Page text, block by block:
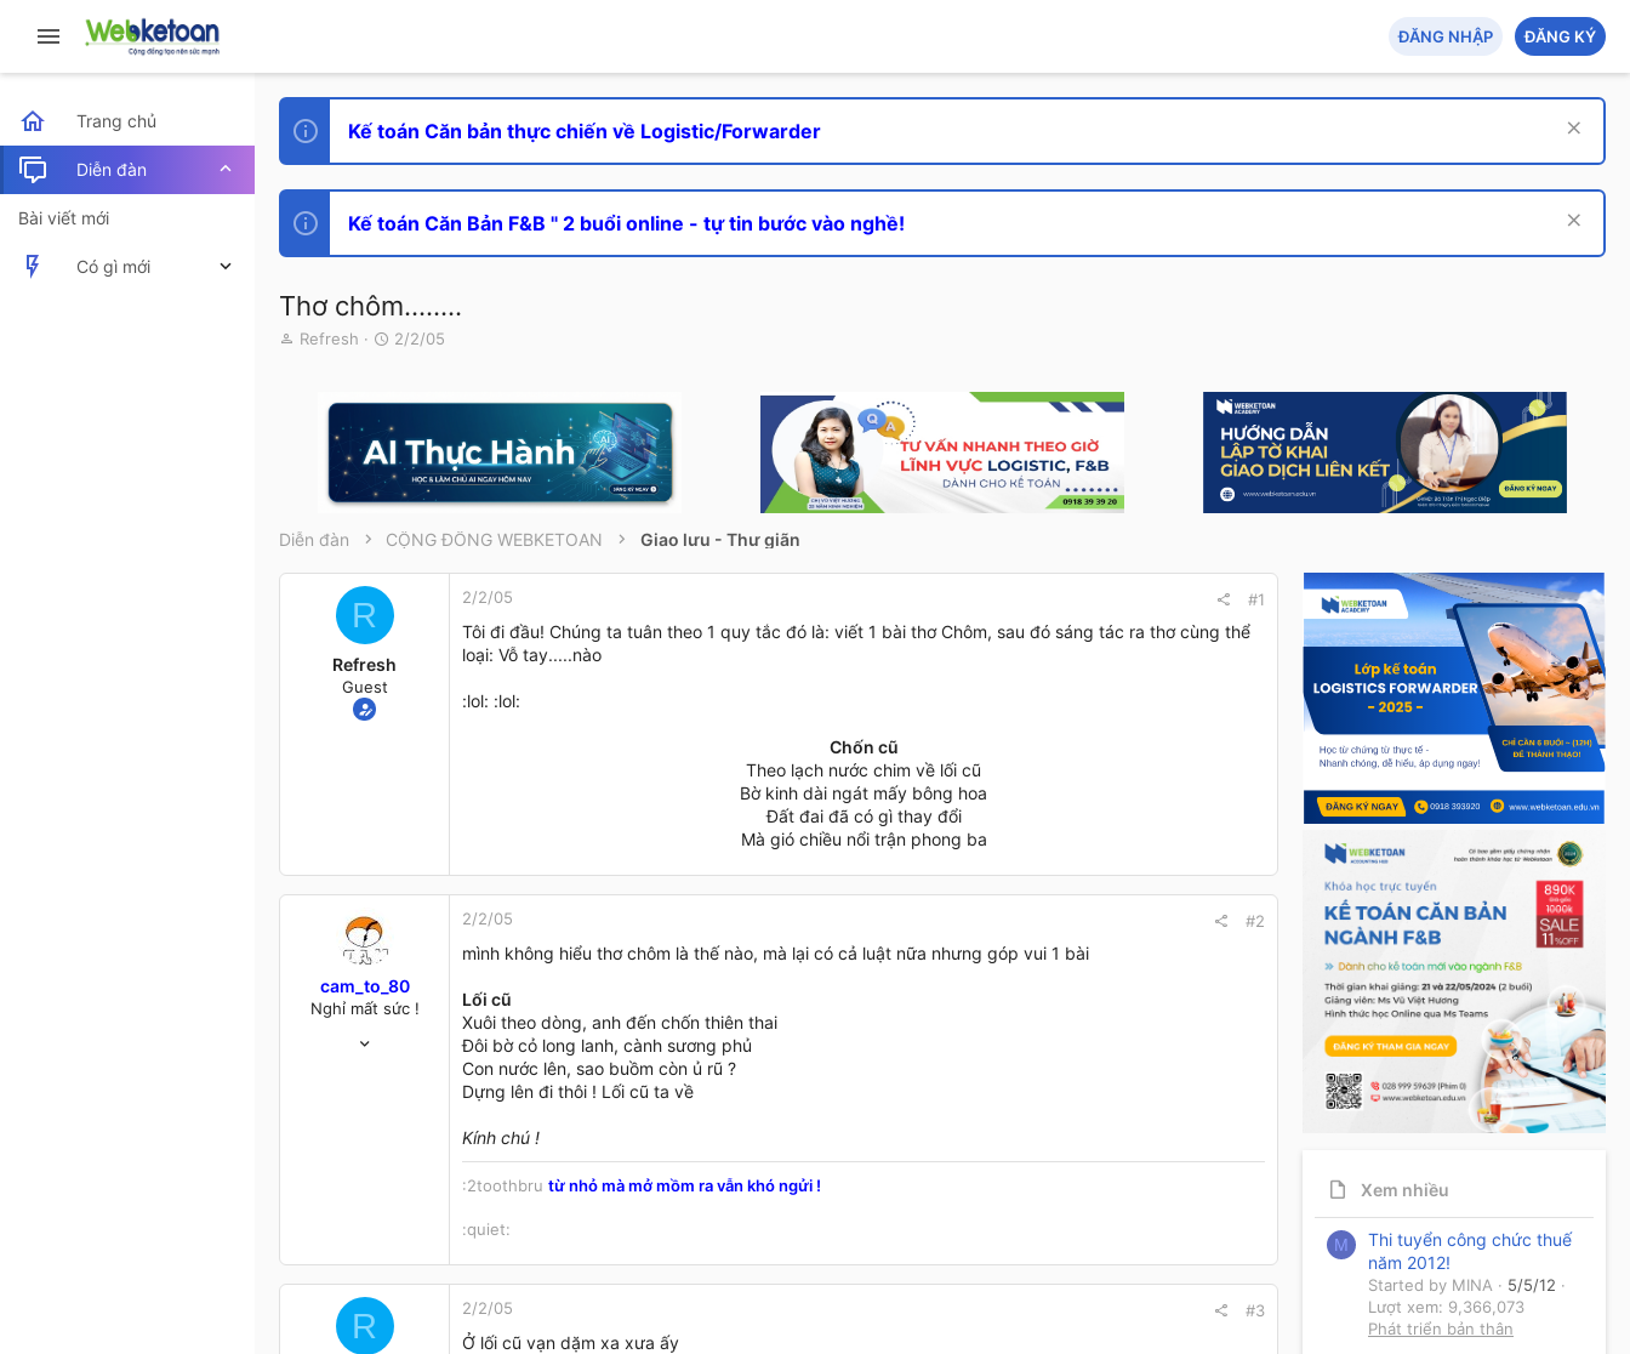
ĐĂNG NHẬP ĐĂNG KÝ
Trang chủ
Diễn đàn
Bài viết mới
Có gì mới
Kế toán Căn bản thực chiến về Logistic/Forwarder
Kế toán Căn Bản F&B " 2 buổi online - tự tin bước vào nghề!
Thơ chôm........
T
r
e
Refresh
N
y
g
ử
i
2/2/05
Diễn đàn CỘNG ĐỒNG WEBKETOAN Giao lưu - Thư giãn
R
Refresh
Guest
2/2/05 #1
Tôi đi đầu! Chúng ta tuân theo 1 quy tắc đó là: viết 1 bài thơ Chôm, sau đó sáng tác ra thơ cùng thể
loại: Vỗ tay.....nào
:lol: :lol:
Chốn cũ
Theo lạch nước chim về lối cũ
Bờ kinh dài ngát mấy bông hoa
Đất đai đã có gì thay đổi
Mà gió chiều nổi trận phong ba​
cam_to_80
Nghỉ mất sức !
2/2/05 #2
mình không hiểu thơ chôm là thế nào, mà lại có cả luật nữa nhưng góp vui 1 bài
Lối cũ
Xuôi theo dòng, anh đến chốn thiên thai​
Đôi bờ cỏ long lanh, cành sương phủ​
Con nước lên, sao buồm còn ủ rũ ?​
Dựng lên đi thôi ! Lối cũ ta về​
Kính chú !
:2toothbru từ nhỏ mà mở mồm ra vẫn khó ngửi !
:quiet:
R 2/2/05 #3
Ở lối cũ vạn dặm xa xưa ấy
Xem nhiều
M
Thi tuyển công chức thuế
năm 2012!
Started by MINA
5/5/12
Lượt xem: 9,366,073
Phát triển bản thân